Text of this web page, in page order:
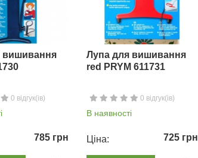
вишивання
0 відгук(ів)
785 грн
Лупа для вишивання
red PRYM 611731
0 відгук(ів)
В наявності
Ціна: 725 грн